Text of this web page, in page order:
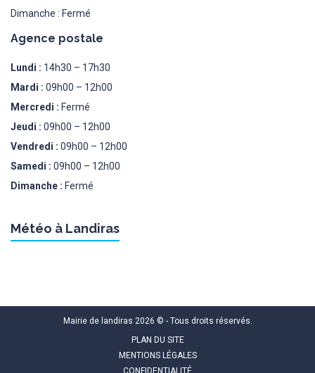
Dimanche : Fermé
Agence postale
Lundi : 14h30 – 17h30
Mardi : 09h00 – 12h00
Mercredi : Fermé
Jeudi : 09h00 – 12h00
Vendredi : 09h00 – 12h00
Samedi : 09h00 – 12h00
Dimanche : Fermé
Météo à Landiras
Mairie de landiras 2026 © - Tous droits réservés.
PLAN DU SITE
MENTIONS LÉGALES
CONFIDENTIALITÉ